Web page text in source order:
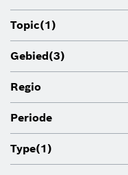
Topic(1)
Gebied(3)
Regio
Periode
Type(1)